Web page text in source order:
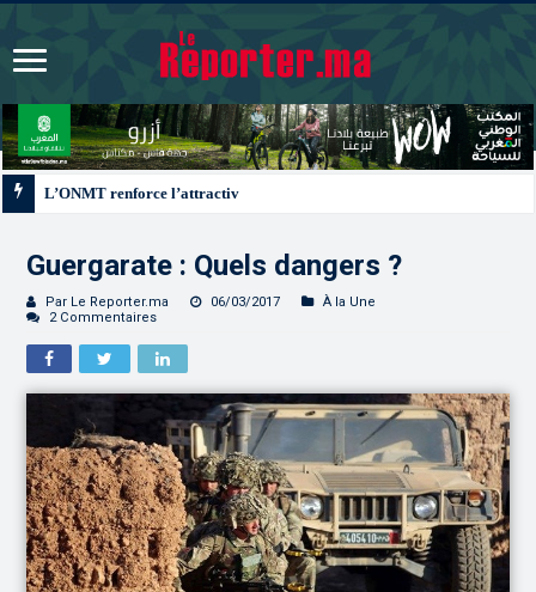
Guergarate : Quels dangers ?
Par Le Reporter.ma 06/03/2017
À la Une
2 Commentaires